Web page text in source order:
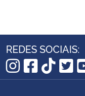
REDES SOCIAIS:
Instagram